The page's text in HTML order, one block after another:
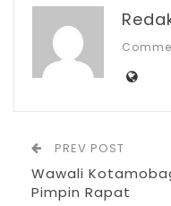
kompetitif,” ujar
Pemerintah
termasuk
perluasan akses
bagi sektor-
PREV POST
Wawali
Pimpin Rapat